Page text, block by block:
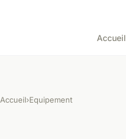
Accueil
Accueil›Equipement